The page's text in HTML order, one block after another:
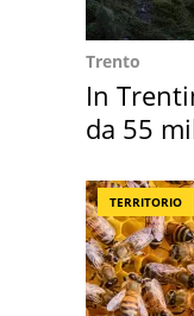
Trento
In
da 55
TERRITORIO